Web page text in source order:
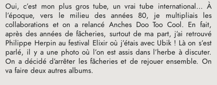
Oui, c’est mon plus gros tube, un vrai tube international… À
l’époque, vers le milieu des années 80, je multipliais les
collaborations et on a relancé Anches Doo Too Cool. En fait,
après des années de fâcheries, surtout de ma part, j’ai retrouvé
Philippe Herpin au festival Elixir où j’étais avec Ubik ! Là on s’est
parlé, il y a une photo où l’on est assis dans l’herbe à discuter.
On a décidé d’arrêter les fâcheries et de rejouer ensemble. On
va faire deux autres albums.